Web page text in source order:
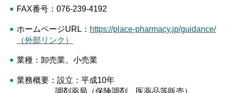
FAX番号：076-239-4192
ホームページURL： https://place-pharmacy.jp/guidance/
（外部リンク）
業種：卸売業、小売業
業務概要：設立：平成10年
調剤薬局（保険調剤、医薬品等販売）